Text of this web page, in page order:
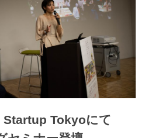
Tokyoにて